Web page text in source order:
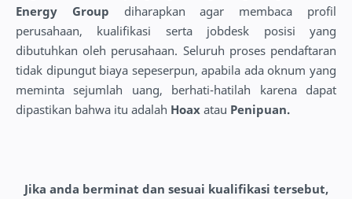
Energy Group diharapkan agar membaca profil
perusahaan, kualifikasi serta jobdesk posisi yang
dibutuhkan oleh perusahaan. Seluruh proses pendaftaran
tidak dipungut biaya sepeserpun, apabila ada oknum yang
meminta sejumlah uang, berhati-hatilah karena dapat
dipastikan bahwa itu adalah Hoax atau Penipuan.
Jika anda berminat dan sesuai kualifikasi tersebut,